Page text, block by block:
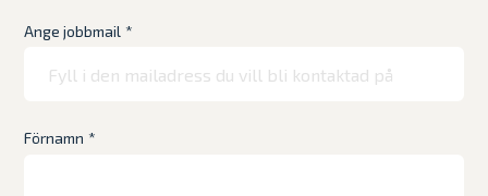
Ange jobbmail *
Förnamn *